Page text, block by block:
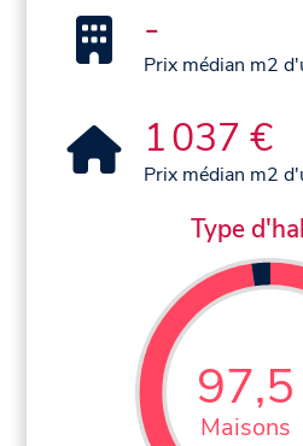
-
Prix médian m2
1 037 €
Prix médian m2
Type
Maisons